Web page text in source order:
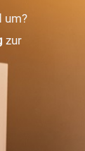
um?
zur